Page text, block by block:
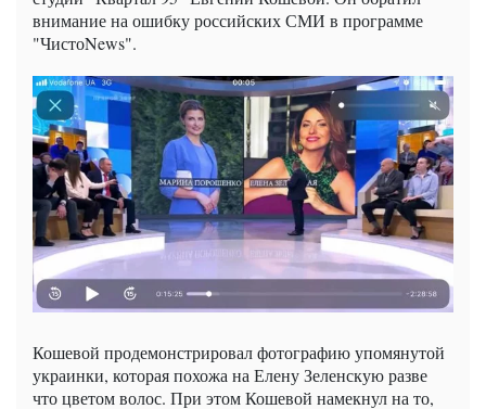
внимание на ошибку российских СМИ в программе
"ЧистоNews".
Кошевой продемонстрировал фотографию упомянутой
украинки, которая похожа на Елену Зеленскую разве
что цветом волос. При этом Кошевой намекнул на то,